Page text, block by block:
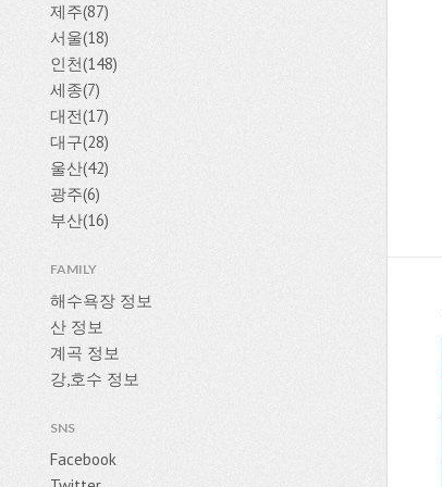
제주(87)
서울(18)
인천(148)
세종(7)
대전(17)
대구(28)
울산(42)
광주(6)
부산(16)
FAMILY
해수욕장 정보
산 정보
계곡 정보
강,호수 정보
SNS
Facebook